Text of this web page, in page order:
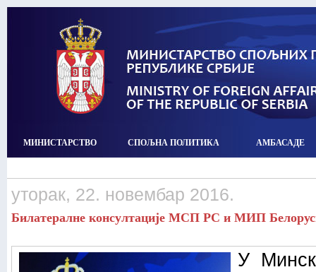
МИНИСТАРСТВО СПОЉНА ПОЛИТИКА АМБАСАДЕ
уторак, 22. новембар 2016.
Билатералне консултације МСП РС и МИП
У